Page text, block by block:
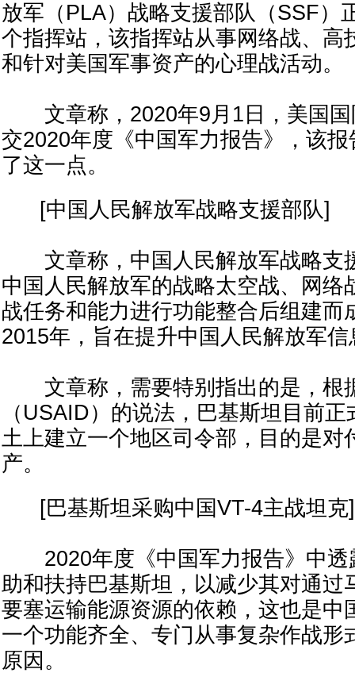
放军（PLA）战略支援部队（SSF）
个指挥站，该指挥站从事网络战、高
和针对美国军事资产的心理战活动。
文章称，2020年9月1日，美国国
交2020年度《中国军力报告》，该
了这一点。
[中国人民解放军战略支援部队]
文章称，中国人民解放军战略支
中国人民解放军的战略太空战、网络
战任务和能力进行功能整合后组建而
2015年，旨在提升中国人民解放军
文章称，需要特别指出的是，根
（USAID）的说法，巴基斯坦目前
土上建立一个地区司令部，目的是对
产。
[巴基斯坦采购中国VT-4主战坦克]
2020年度《中国军力报告》中透
助和扶持巴基斯坦，以减少其对通过
要塞运输能源资源的依赖，这也是中
一个功能齐全、专门从事复杂作战形
原因。